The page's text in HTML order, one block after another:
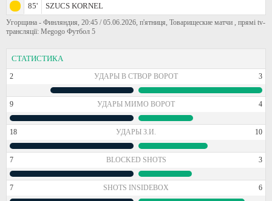
85'
SZUCS KORNEL
Угорщина - Финляндия, 20:45 / 05.06.2026, п'ятниця, Товарищеские матчи , прямі tv-
трансляції: Megogo Футбол 5
СТАТИСТИКА
2 УДАРЫ В СТВОР ВОРОТ 3
9 УДАРЫ МИМО ВОРОТ 4
18 УДАРЫ З.И. 10
7 BLOCKED SHOTS 3
7 SHOTS INSIDEBOX 6